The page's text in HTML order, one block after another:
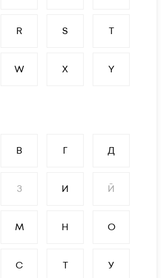
R S T
W X Y
В Г Д
З И Й
М Н О
С Т У